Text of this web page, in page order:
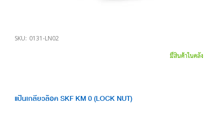
SKU: 0131-LN02
มีสินค้าในคลัง
แป้นเกลียวล็อค SKF KM 0 (LOCK NUT)